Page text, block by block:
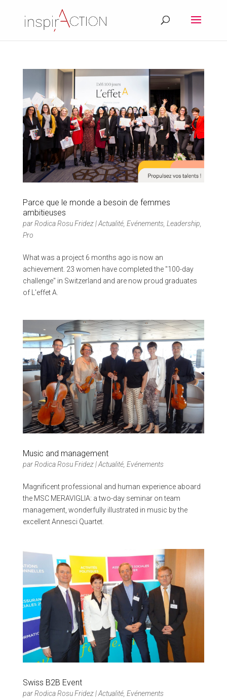
Parce que le monde a besoin de femmes
ambitieuses
parRodica Rosu Fridez|Actualité, Evénements, Leadership
Pro
What was a project 6 months ago is now an
achievement. 23 women have completed the "100-day
challenge" in Switzerland and are now proud graduates
of L'effet A.
Music and management
parRodica Rosu Fridez|Actualité, Evénements
Magnificent professional and human experience aboard
the MSC MERAVIGLIA: a two-day seminar on team
management, wonderfully illustrated in music by the
excellent Annesci Quartet.
Swiss B2B Event
parRodica Rosu Fridez|Actualité, Evénements